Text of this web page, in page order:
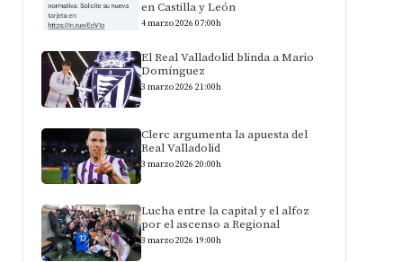
en Castilla y León
4 marzo 2026 07:00h
El Real Valladolid blinda a Mario
Domínguez
3 marzo 2026 21:00h
Clerc argumenta la apuesta del
Real Valladolid
3 marzo 2026 20:00h
Lucha entre la capital y el alfoz
por el ascenso a Regional
3 marzo 2026 19:00h